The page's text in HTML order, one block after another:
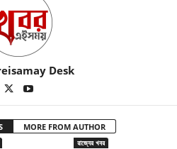
Desk
MORE FROM AUTHOR
রাজ্যের খবর